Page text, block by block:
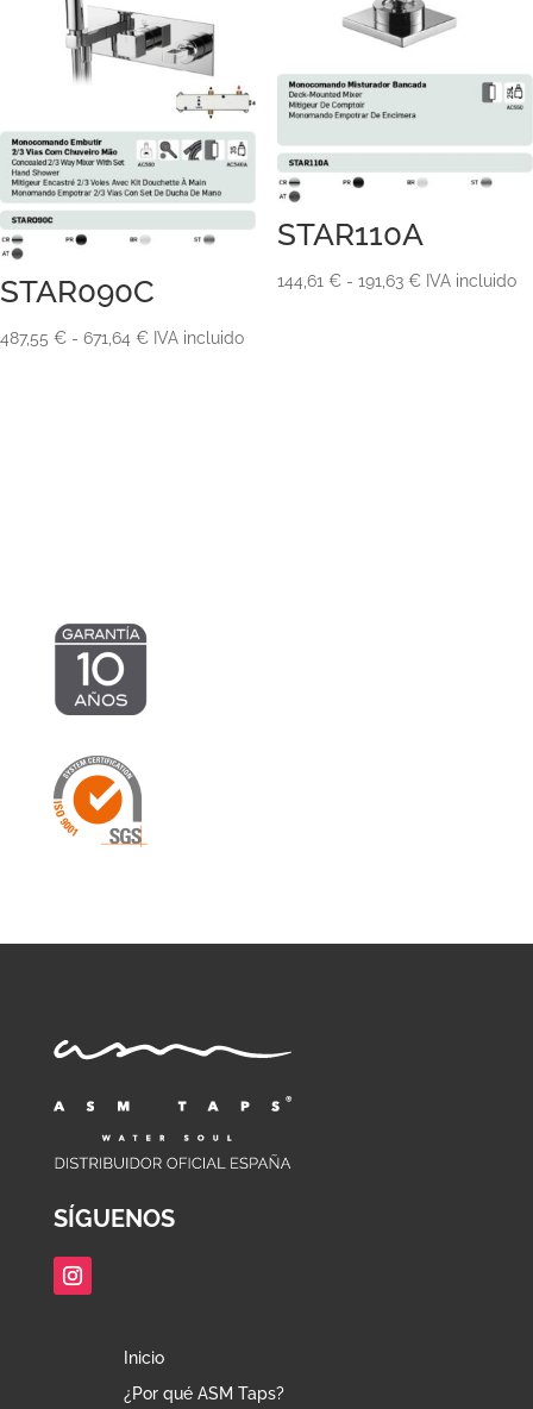
STAR090C
487,55 € - 671,64 €Rango
IVA incluido
STAR110A
144,61 € - 191,63 €Rango
IVA incluido
SÍGUENOS
Inicio
¿Por qué ASM Taps?